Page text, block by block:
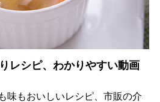
レシピ、わかりやすい動画
味もおいしいレシピ、市販の介